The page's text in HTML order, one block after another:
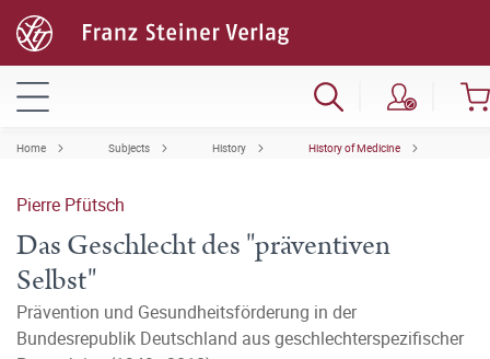
Home Subjects History History of Medicine
Pierre Pfütsch
Das Geschlecht des "präventiven
Selbst"
Prävention und Gesundheitsförderung in der
Bundesrepublik Deutschland aus geschlechterspezifischer